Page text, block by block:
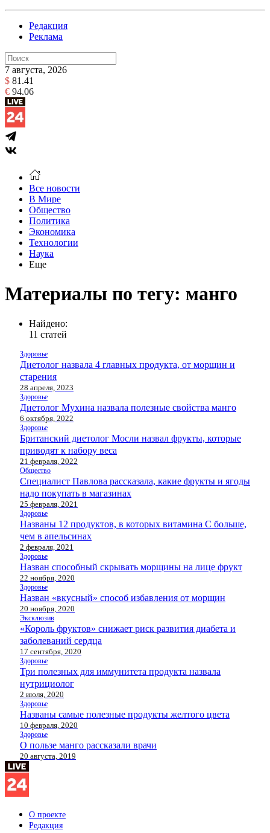
Редакция
Реклама
7 августа, 2026
$ 81.41
€ 94.06
Все новости
В Мире
Общество
Политика
Экономика
Технологии
Наука
Еще
Материалы по тегу: манго
Найдено:
11 статей
Здоровье
Диетолог назвала 4 главных продукта, от морщин и
старения
28 апреля, 2023
Здоровье
Диетолог Мухина назвала полезные свойства манго
6 октября, 2022
Здоровье
Британский диетолог Мосли назвал фрукты, которые
приводят к набору веса
21 февраля, 2022
Общество
Специалист Павлова рассказала, какие фрукты и ягоды
надо покупать в магазинах
25 февраля, 2021
Здоровье
Названы 12 продуктов, в которых витамина C больше,
чем в апельсинах
2 февраля, 2021
Здоровье
Назван способный скрывать морщины на лице фрукт
22 ноября, 2020
Здоровье
Назван «вкусный» способ избавления от морщин
20 ноября, 2020
Эксклюзив
«Король фруктов» снижает риск развития диабета и
заболеваний сердца
17 сентября, 2020
Здоровье
Три полезных для иммунитета продукта назвала
нутрициолог
2 июля, 2020
Здоровье
Названы самые полезные продукты желтого цвета
10 февраля, 2020
Здоровье
О пользе манго рассказали врачи
20 августа, 2019
О проекте
Редакция